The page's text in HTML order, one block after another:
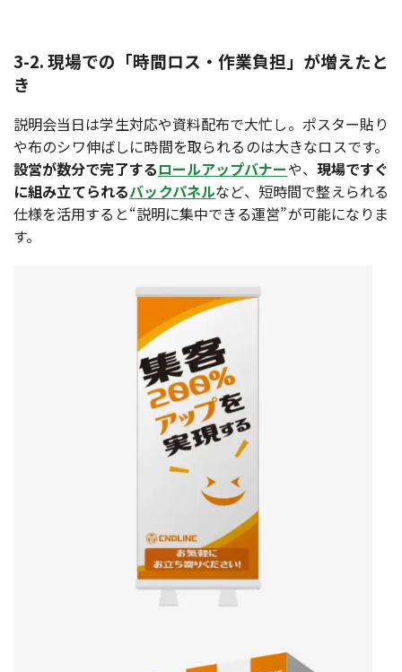
3-2. 現場での「時間ロス・作業負担」が増えたと
き
説明会当日は学生対応や資料配布で大忙し。ポスター貼り
や布のシワ伸ばしに時間を取られるのは大きなロスです。
設営が数分で完了するロールアップバナーや、 現場ですぐ
に組み立てられるバックパネルなど、短時間で整えられる
仕様を活用すると“説明に集中できる運営”が可能になりま
す。